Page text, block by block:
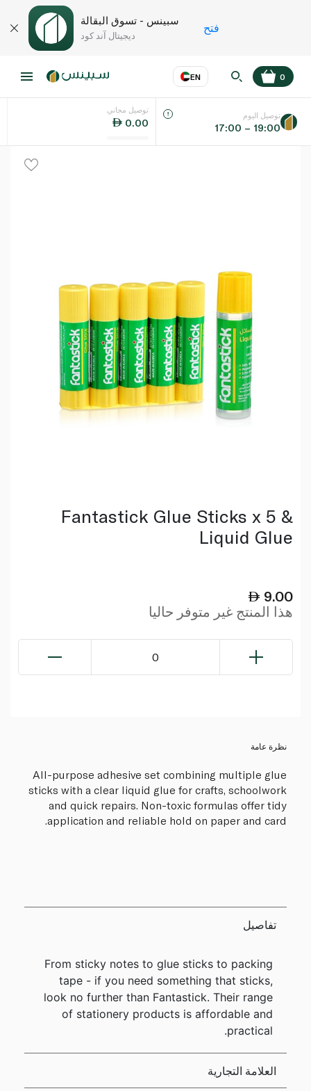
سبينس - تسوق البقالة
ديجيتال آند كود
فتح
EN
اللغة عر
0
توصيل مجاني
0.00
توصيل اليوم
17:00 – 19:00
Fantastick Glue Sticks x 5 &
Liquid Glue
9.00
هذا المنتج غير متوفر حاليا
0
نظرة عامة
All-purpose adhesive set combining multiple glue
sticks with a clear liquid glue for crafts, schoolwork
and quick repairs. Non-toxic formulas offer tidy
application and reliable hold on paper and card.
تفاصيل
From sticky notes to glue sticks to packing
tape - if you need something that sticks,
look no further than Fantastick. Their range
of stationery products is affordable and
practical.
العلامة التجارية